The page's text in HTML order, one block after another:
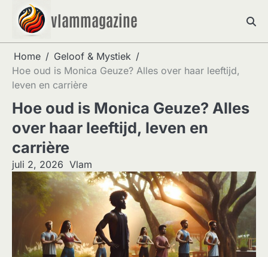
content
vlammagazine
Home
Geloof & Mystiek
Hoe oud is Monica Geuze? Alles over haar leeftijd,
leven en carrière
Hoe oud is Monica Geuze? Alles
over haar leeftijd, leven en
carrière
juli 2, 2026 Vlam